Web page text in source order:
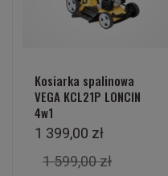
Kosiarka spalinowa
VEGA KCL21P LONCIN
4w1
1 399,00 zł
1 599,00 zł